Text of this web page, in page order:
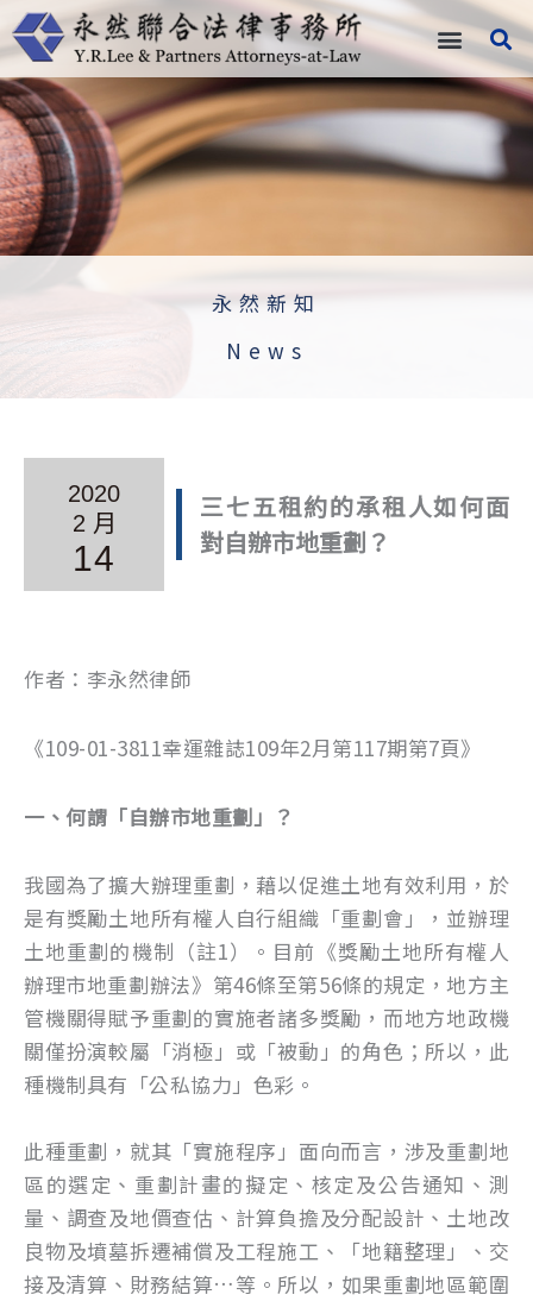
跳
至
主
要
內
容
永然新知
News
2020
2 月
14
三七五租約的承租人如何面
對自辦市地重劃？
作者：李永然律師
《109-01-3811幸運雜誌109年2月第117期第7頁》
一、何謂「自辦市地重劃」？
我國為了擴大辦理重劃，藉以促進土地有效利用，於
是有獎勵土地所有權人自行組織「重劃會」，並辦理
土地重劃的機制（註1）。目前《獎勵土地所有權人
辦理市地重劃辦法》第46條至第56條的規定，地方主
管機關得賦予重劃的實施者諸多獎勵，而地方地政機
關僅扮演較屬「消極」或「被動」的角色；所以，此
種機制具有「公私協力」色彩。
此種重劃，就其「實施程序」面向而言，涉及重劃地
區的選定、重劃計畫的擬定、核定及公告通知、測
量、調查及地價查估、計算負擔及分配設計、土地改
良物及墳墓拆遷補償及工程施工、「地籍整理」、交
接及清算、財務結算…等。所以，如果重劃地區範圍